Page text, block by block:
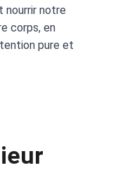
nourrir notre
corps, en
pure et